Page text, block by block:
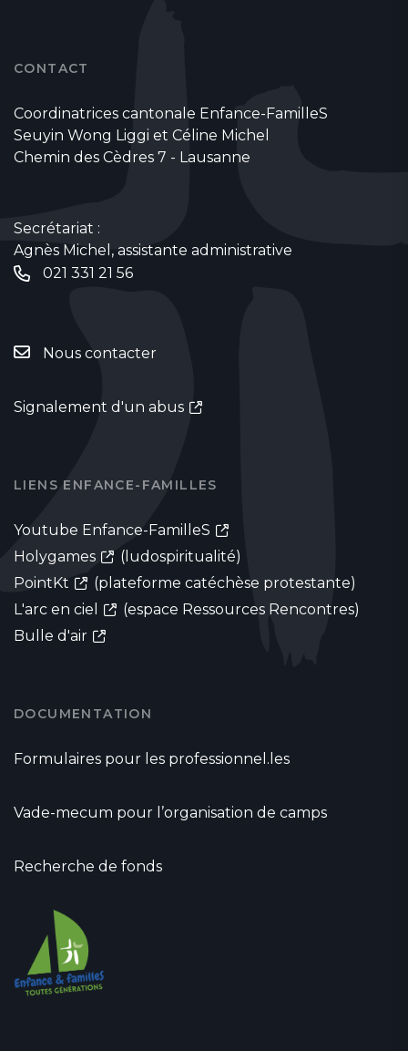
CONTACT
Coordinatrices cantonale Enfance-FamilleS
Seuyin Wong Liggi et Céline Michel
Chemin des Cèdres 7 - Lausanne
Secrétariat :
Agnès Michel, assistante administrative
021 331 21 56
Nous contacter
Signalement d'un abus
LIENS ENFANCE-FAMILLES
Youtube Enfance-FamilleS
Holygames
(ludospiritualité)
PointKt
(plateforme catéchèse protestante)
L'arc en ciel
(espace Ressources Rencontres)
Bulle d'air
DOCUMENTATION
Formulaires pour les professionnel.les
Vade-mecum pour l’organisation de camps
Recherche de fonds